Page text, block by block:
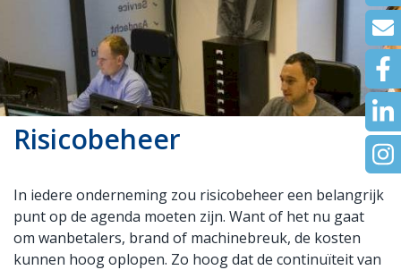
Risicobeheer
In iedere onderneming zou risicobeheer een belangrijk
punt op de agenda moeten zijn. Want of het nu gaat
om wanbetalers, brand of machinebreuk, de kosten
kunnen hoog oplopen. Zo hoog dat de continuïteit van